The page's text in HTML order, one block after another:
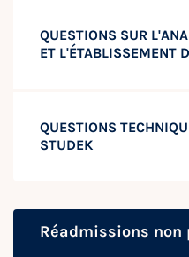
QUESTIONS SUR
ET L'ÉTABLISSEMENT
QUESTIONS
STUDEK
Réadmissions non